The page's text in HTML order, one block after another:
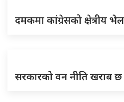
दमकमा कांग्रेसको क्षेत्रीय
सरकारको वन नीति खराब छ